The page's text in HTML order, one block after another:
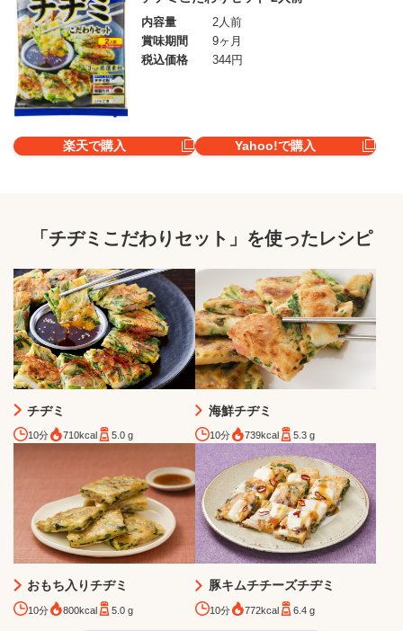
内容量
2人前
賞味期間
9ヶ月
税込価格
344円
楽天で購入 Yahoo!で購入
「チヂミこだわりセット」を使ったレシピ
チヂミ
10分 710kcal 5.0 g
海鮮チヂミ
10分 739kcal 5.3 g
おもち入りチヂミ
10分 800kcal 5.0 g
豚キムチチーズチヂミ
10分 772kcal 6.4 g